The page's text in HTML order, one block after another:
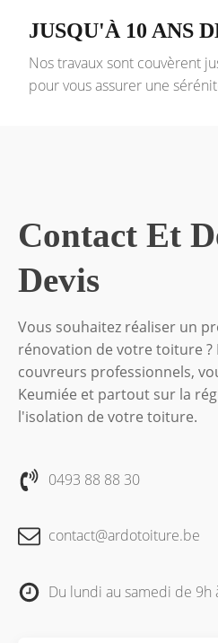
JUSQU'À 10 ANS
Nos travaux sont couvèrent
pour vous assurer une
Contact Et
Devis
Vous souhaitez réaliser un
rénovation de votre toiture
couvreurs professionnels,
Keumiée et partout sur la
l'isolation de votre toiture.
0493 88 88 30
contact@ardotoiture.be
Du lundi au samedi de 9h